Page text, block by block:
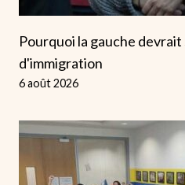
Pourquoi la gauche
d'immigration
6 août 2026